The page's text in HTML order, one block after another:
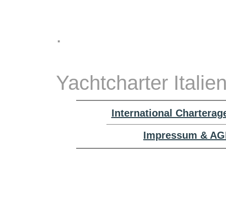
.
Yachtcharter
International
Impressum &